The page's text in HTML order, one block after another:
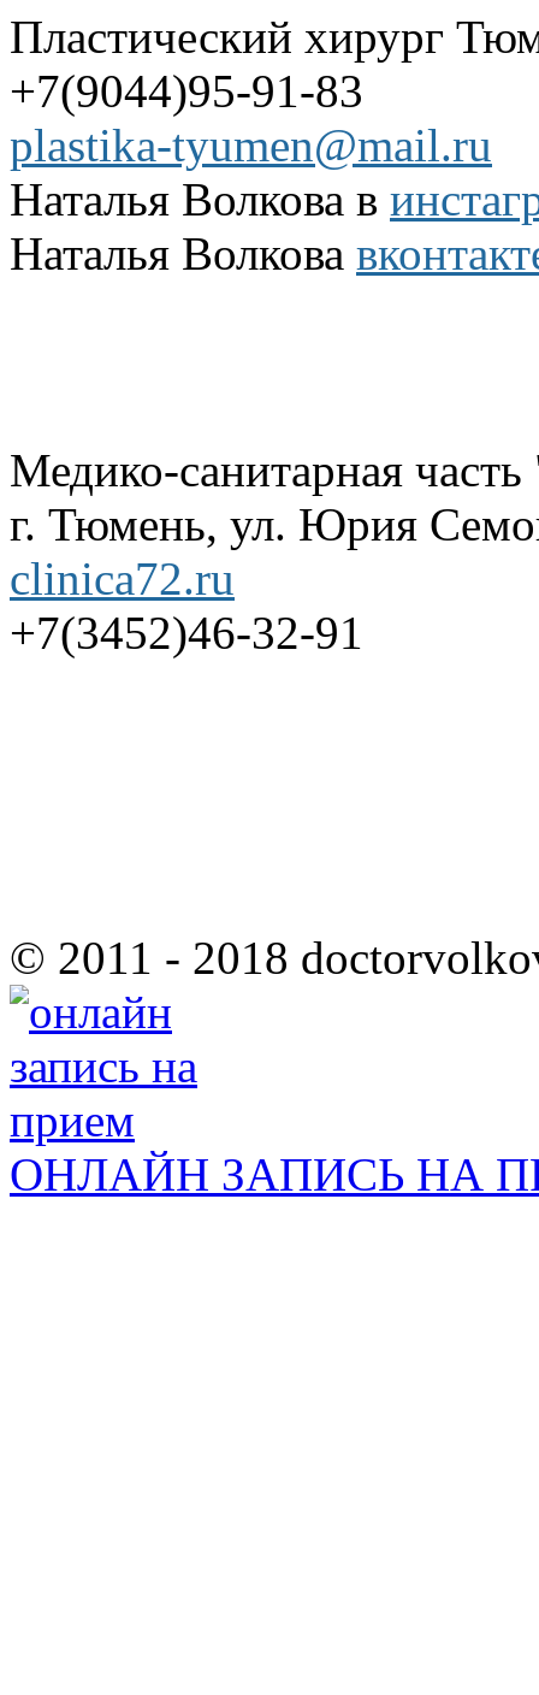
Пластический хирург
+7(9044)95-91-83
plastika-tyumen@mail.ru
Наталья Волкова в
Наталья Волкова
Медико-санитарная
г. Тюмень, ул. Юрия
clinica72.ru
+7(3452)46-32-91
© 2011 - 2018
ОНЛАЙН ЗАПИСЬ НА